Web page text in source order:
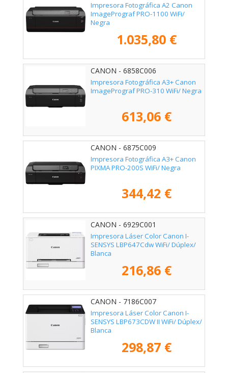
Impresora Fotográfica A2 Canon
ImagePrograf PRO-1100 WiFi/
Negra
1.035,80 €
CANON - 6858C006
Impresora Fotográfica A3+ Canon
ImagePrograf PRO-310 WiFi/ Negra
613,06 €
CANON - 6875C009
Impresora Fotográfica A3+ Canon
PIXMA PRO-200S WiFi/ Negra
344,42 €
CANON - 6929C001
Impresora Láser Color Canon I-
SENSYS LBP647Cdw WiFi/ Dúplex/
Blanca
216,86 €
CANON - 7186C007
Impresora Láser Color Canon I-
SENSYS LBP673CDW II WiFi/ Dúplex/
Blanca
298,87 €